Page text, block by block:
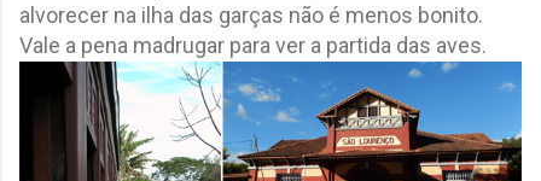
alvorecer na ilha das garças não é menos bonito.
Vale a pena madrugar para ver a partida das aves.